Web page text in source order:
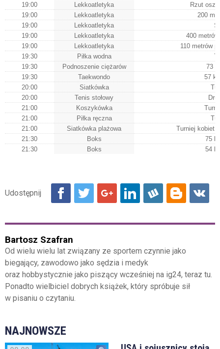
19:00
Lekkoatletyka
Rzut
19:00
Lekkoatletyka
200
19:00
Lekkoatletyka
19:00
Lekkoatletyka
400
19:00
Lekkoatletyka
110 metrów
19:30
Piłka wodna
19:30
Podnoszenie ciężarów
73
19:30
Taekwondo
57
20:00
Siatkówka
20:00
Tenis stołowy
21:00
Koszykówka
21:00
Piłka ręczna
21:00
Siatkówka plażowa
Turniej kobiet
21:30
Boks
75
21:30
Boks 54
Bartosz Szafran
Od wielu wielu lat związany ze sportem czynnie jako
biegający, zawodowo jako sędzia i medyk
oraz hobbystycznie jako piszący wcześniej na ig24, teraz tu.
Ponadto wielbiciel dobrych książek, który spróbuje sił
w pisaniu o czytaniu.
NAJNOWSZE